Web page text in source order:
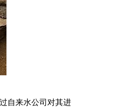
自来水公司对其进